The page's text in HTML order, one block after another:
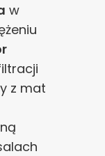
w
z mat